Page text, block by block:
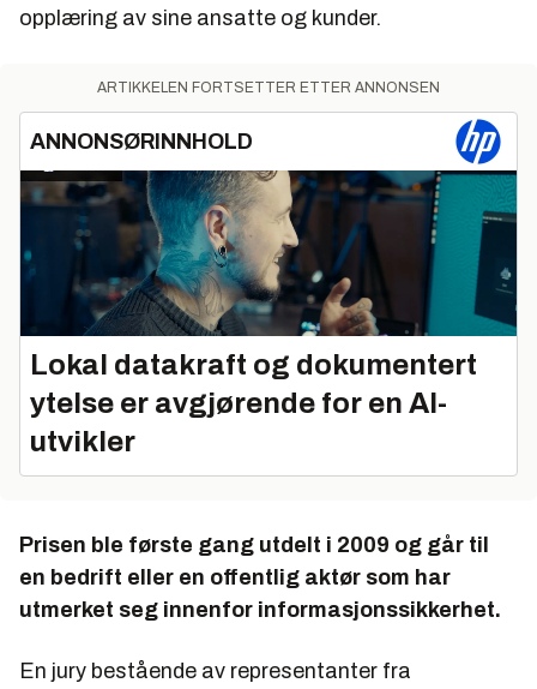
opplæring av sine ansatte og kunder.
ARTIKKELEN FORTSETTER ETTER ANNONSEN
ANNONSØRINNHOLD
Lokal datakraft og dokumentert
ytelse er avgjørende for en AI-
utvikler
Prisen ble første gang utdelt i 2009 og går til
en bedrift eller en offentlig aktør som har
utmerket seg innenfor informasjonssikkerhet.
En jury bestående av representanter fra